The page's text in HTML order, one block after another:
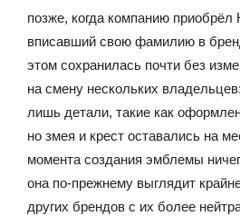
позже, когда компанию приобрёл
вписавший свою фамилию в
этом сохранилась почти без
на смену нескольких
лишь детали, такие как
но змея и крест оставались на
момента создания эмблемы
она по-прежнему выглядит
других брендов с их более